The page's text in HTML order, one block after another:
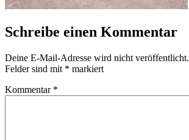
Schreibe einen Kommentar
Deine E-Mail-Adresse wird nicht veröffentlicht.
Felder sind mit * markiert
Kommentar *